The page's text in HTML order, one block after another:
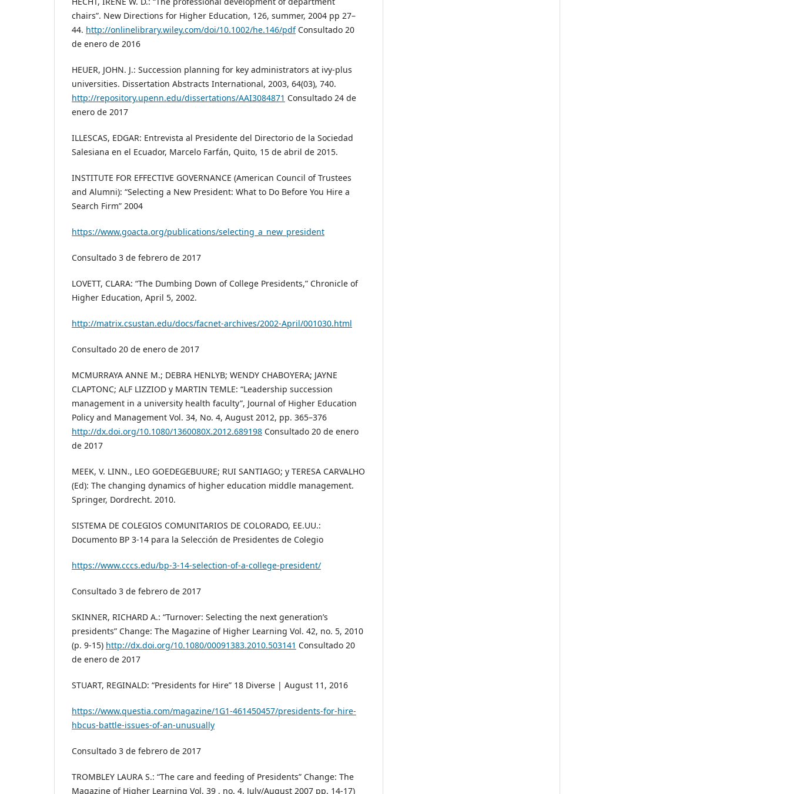
chairs”. New Directions for Higher Education, 126, summer, 2004 pp 27–
44. http://onlinelibrary.wiley.com/doi/10.1002/he.146/pdfConsultado 20
de enero de 2016
HEUER, JOHN. J.: Succession planning for key administrators at ivy-plus
universities. Dissertation Abstracts International, 2003, 64(03), 740.
http://repository.upenn.edu/dissertations/AAI3084871 Consultado 24 de
enero de 2017
ILLESCAS, EDGAR: Entrevista al Presidente del Directorio de la Sociedad
Salesiana en el Ecuador, Marcelo Farfán, Quito, 15 de abril de 2015.
INSTITUTE FOR EFFECTIVE GOVERNANCE (American Council of Trustees
and Alumni): “Selecting a New President: What to Do Before You Hire a
Search Firm” 2004
https://www.goacta.org/publications/selecting_a_new_president
Consultado 3 de febrero de 2017
LOVETT, CLARA: “The Dumbing Down of College Presidents,” Chronicle of
Higher Education, April 5, 2002.
http://matrix.csustan.edu/docs/facnet-archives/2002-April/001030.html
Consultado 20 de enero de 2017
MCMURRAYA ANNE M.; DEBRA HENLYB; WENDY CHABOYERA; JAYNE
CLAPTONC; ALF LIZZIOD y MARTIN TEMLE: “Leadership succession
management in a university health faculty”, Journal of Higher Education
Policy and Management Vol. 34, No. 4, August 2012, pp. 365–376
http://dx.doi.org/10.1080/1360080X.2012.689198 Consultado 20 de enero
de 2017
MEEK, V. LINN., LEO GOEDEGEBUURE; RUI SANTIAGO; y TERESA CARVALHO
(Ed): The changing dynamics of higher education middle management.
Springer, Dordrecht. 2010.
SISTEMA DE COLEGIOS COMUNITARIOS DE COLORADO, EE.UU.:
Documento BP 3-14 para la Selección de Presidentes de Colegio
https://www.cccs.edu/bp-3-14-selection-of-a-college-president/
Consultado 3 de febrero de 2017
SKINNER, RICHARD A.: “Turnover: Selecting the next generation’s
presidents” Change: The Magazine of Higher Learning Vol. 42, no. 5, 2010
(p. 9-15) http://dx.doi.org/10.1080/00091383.2010.503141 Consultado 20
de enero de 2017
STUART, REGINALD: “Presidents for Hire” 18 Diverse | August 11, 2016
https://www.questia.com/magazine/1G1-461450457/presidents-for-hire-
hbcus-battle-issues-of-an-unusually
Consultado 3 de febrero de 2017
TROMBLEY LAURA S.: “The care and feeding of Presidents” Change: The
Magazine of Higher Learning Vol. 39 , no. 4, July/August 2007 pp. 14-17)